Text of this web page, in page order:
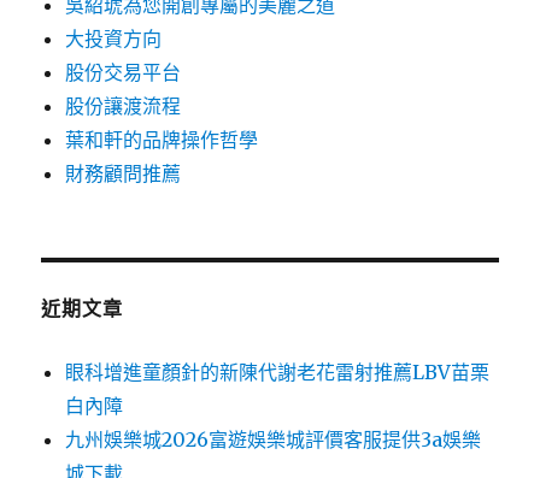
吳紹琥為您開創專屬的美麗之道
大投資方向
股份交易平台
股份讓渡流程
葉和軒的品牌操作哲學
財務顧問推薦
近期文章
眼科增進童顏針的新陳代謝老花雷射推薦LBV苗栗
白內障
九州娛樂城2026富遊娛樂城評價客服提供3a娛樂